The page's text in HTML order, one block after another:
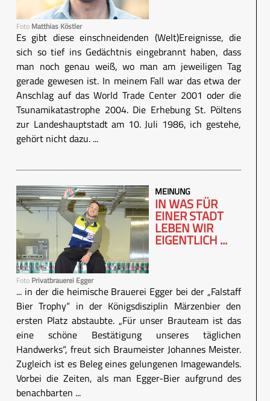
Foto Matthias Köstler
Es gibt diese einschneidenden (Welt)Ereignisse, die
sich so tief ins Gedächtnis eingebrannt haben, dass
man noch genau weiß, wo man am jeweiligen Tag
gerade gewesen ist. In meinem Fall war das etwa der
Anschlag auf das World Trade Center 2001 oder die
Tsunamikatastrophe 2004. Die Erhebung St. Pöltens
zur Landeshauptstadt am 10. Juli 1986, ich gestehe,
gehört nicht dazu. ...
Foto Privatbrauerei Egger
MEINUNG
IN WAS FÜR
EINER STADT
LEBEN WIR
EIGENTLICH ...
... in der die heimische Brauerei Egger bei der „Falstaff
Bier Trophy“ in der Königsdisziplin Märzenbier den
ersten Platz abstaubte. „Für unser Brauteam ist das
eine schöne Bestätigung unseres täglichen
Handwerks“, freut sich Braumeister Johannes Meister.
Zugleich ist es Beleg eines gelungenen Imagewandels.
Vorbei die Zeiten, als man Egger-Bier aufgrund des
benachbarten ...